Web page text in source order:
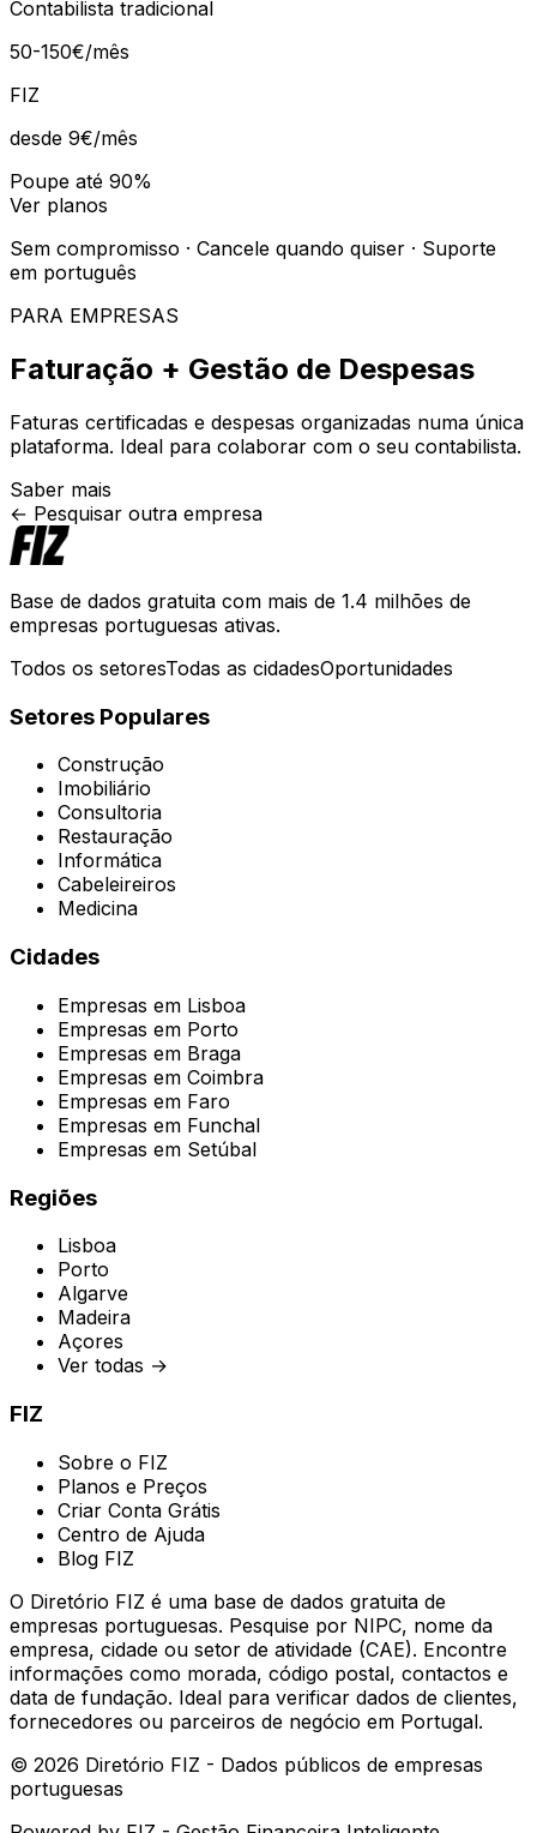
Contabilista tradicional
50-150€/mês
FIZ
desde 9€/mês
Poupe até 90%
Ver planos
Sem compromisso · Cancele quando quiser · Suporte
em português
PARA EMPRESAS
Faturação + Gestão de Despesas
Faturas certificadas e despesas organizadas numa única
plataforma. Ideal para colaborar com o seu contabilista.
Saber mais
← Pesquisar outra empresa
Base de dados gratuita com mais de 1.4 milhões de
empresas portuguesas ativas.
Todos os setoresTodas as cidadesOportunidades
Setores Populares
Construção
Imobiliário
Consultoria
Restauração
Informática
Cabeleireiros
Medicina
Cidades
Empresas em Lisboa
Empresas em Porto
Empresas em Braga
Empresas em Coimbra
Empresas em Faro
Empresas em Funchal
Empresas em Setúbal
Regiões
Lisboa
Porto
Algarve
Madeira
Açores
Ver todas →
FIZ
Sobre o FIZ
Planos e Preços
Criar Conta Grátis
Centro de Ajuda
Blog FIZ
O Diretório FIZ é uma base de dados gratuita de
empresas portuguesas. Pesquise por NIPC, nome da
empresa, cidade ou setor de atividade (CAE). Encontre
informações como morada, código postal, contactos e
data de fundação. Ideal para verificar dados de clientes,
fornecedores ou parceiros de negócio em Portugal.
© 2026 Diretório FIZ - Dados públicos de empresas
portuguesas